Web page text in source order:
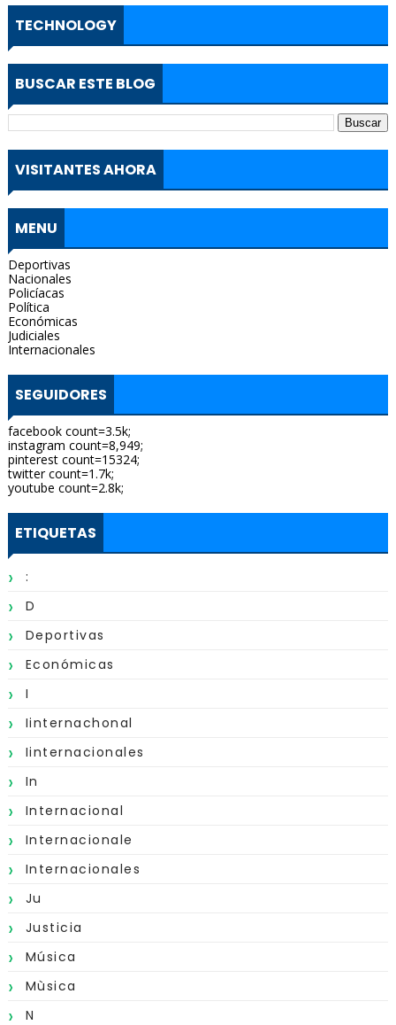
TECHNOLOGY
BUSCAR ESTE BLOG
VISITANTES AHORA
MENU
Deportivas
Nacionales
Policíacas
Política
Económicas
Judiciales
Internacionales
SEGUIDORES
facebook count=3.5k;
instagram count=8,949;
pinterest count=15324;
twitter count=1.7k;
youtube count=2.8k;
ETIQUETAS
:
D
Deportivas
Económicas
I
Iinternachonal
Iinternacionales
In
Internacional
Internacionale
Internacionales
Ju
Justicia
Música
Mùsica
N